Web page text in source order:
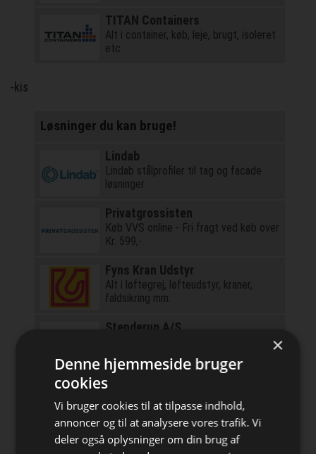
TITAN Containers
Alt i container, køb, leje, brugt, isoleret
etc
-kis
Løsninger du kan bruge!
Lindab
Lindab stålprofiler til tag og facade
løsninger
Privatgrossisten
Køb VVS online - Fri fragt ved køb over
Kr. 599,-
Fyns Kran Udstyr
Alt i løftegrej, løfteudstyr, kraner,
faldsikring mm.
Stenderup A/S
Kjellerup AS
Færdigmalet Træbeklædning
LCA.no
×
Denne hjemmeside bruger
cookies
Vi bruger cookies til at tilpasse indhold,
annoncer og til at analysere vores trafik. Vi
deler også oplysninger om din brug af